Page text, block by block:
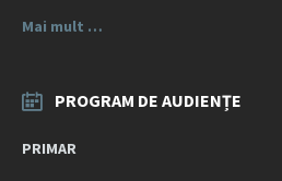
Mai mult …
PROGRAM DE AUDIENȚE
PRIMAR